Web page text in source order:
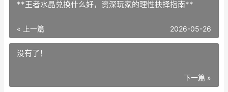
**王者水晶兑换什么好，资深玩家的理性抉择指南**
« 上一篇 2026-05-26
没有了！
下一篇 »